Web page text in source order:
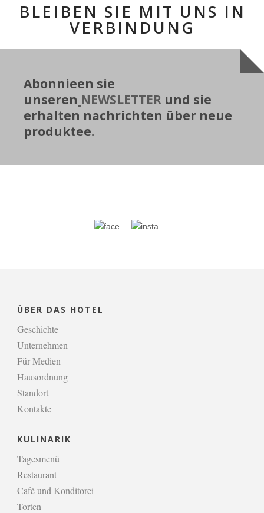
BLEIBEN SIE MIT UNS IN
VERBINDUNG
Abonnieen sie
unseren NEWSLETTER und sie
erhalten nachrichten über neue
produktee.
ÜBER DAS HOTEL
Geschichte
Unternehmen
Für Medien
Hausordnung
Standort
Kontakte
KULINARIK
Tagesmenü
Restaurant
Café und Konditorei
Torten